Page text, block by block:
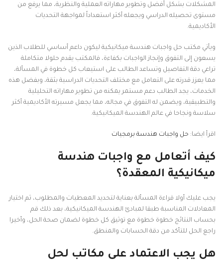
المشكلات بشكل أفضل وتطوير مهاراته العملية والنظرية، مما يرفع من
مستوى تحصيله الدراسي ويجعله أكثر استعداداً لمواجهة التحديات
الأكاديمية.
ويأتي مكتب حل واجبات هندسة ميكانيكية ليكون داعم أساسي للطلاب الذين
يسعون إلى التفوق وإنجاز الواجبات بكفاءة، فالمكتب يقدم حلولا متكاملة
تراعي دقة التفاصيل وتساعد الطالب على استيعاب كل خطوة في المسألة،
مما يعزز قدرته على التعامل مع مختلف التحديات الدراسية بثقة، وبفضل هذه
الخدمات، يجد الطالب دعم مستمر يمكنه من تطوير مهاراته التحليلية
والتطبيقية، ويضمن له التفوق في مجاله، مما يجعل مسيرته الأكاديمية أكثر
سلاسة ونجاحا في عالم الهندسة الميكانيكية.
اقرأ ايضا: حل واجبات هندسة برمجيات
كيف أتعامل مع واجبات هندسة
ميكانيكية المعقدة؟
يجب عليك أولا قراءة المسألة بعناية لتحديد المعطيات والمطلوب، ثم اختيار
المعادلات المناسبة طبقا لمبادئ الهندسة الميكانيكية، بعد ذلك قم
بحساب النتائج خطوة خطوة مع توثيق كل خطوة لضمان صحة الحل، وأخيرا
راجع الحل للتأكد من دقة الحسابات والمنطق.
هل يجب الاعتماد على مكاتب لحل